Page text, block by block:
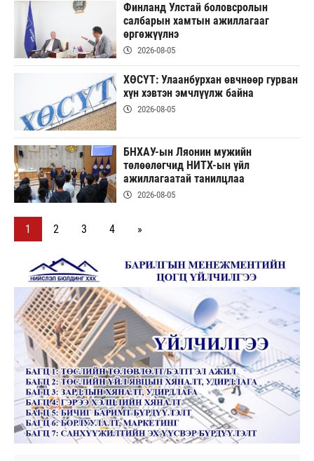
Финланд Улстай боловсролын
салбарын хамтын ажиллагааг
өргөжүүлнэ
2026-08-05
ХӨСҮТ: Улаанбурхан өвчнөөр гурван
хүн хэвтэн эмчлүүлж байна
2026-08-05
БНХАУ-ын Ляонин мужийн
төлөөлөгчид НИТХ-ын үйл
ажиллагаатай танилцлаа
2026-08-05
1 2 3 4 »